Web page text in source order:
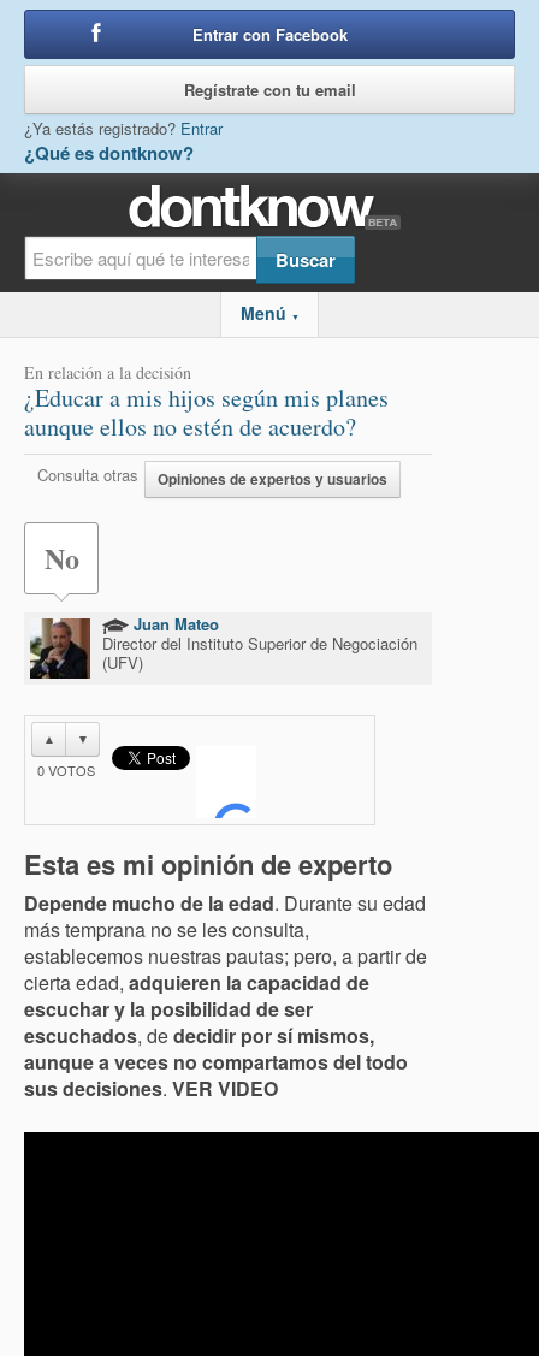
¿Qué es dontknow?
Entrar con Facebook
Regístrate con tu email
¿Ya estás registrado? Entrar
Menú ▼
En relación a la decisión
¿Educar a mis hijos según mis planes
aunque ellos no estén de acuerdo?
Consulta otras Opiniones de expertos y usuarios
No
Juan Mateo
Director del Instituto Superior de Negociación
(UFV)
▲ ▼
0VOTOS
Esta es mi opinión de experto
Depende mucho de la edad. Durante su edad
más temprana no se les consulta,
establecemos nuestras pautas; pero, a partir de
cierta edad, adquieren la capacidad de
escuchar y la posibilidad de ser
escuchados, dedecidir por sí mismos,
aunque a veces no compartamos del todo
sus decisiones. VER VIDEO